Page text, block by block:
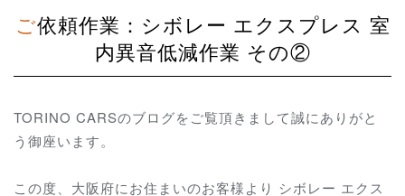
ご依頼作業：シボレー エクスプレス 室
内異音低減作業 その②
TORINO CARSのブログをご覧頂きまして誠にありがと
う御座います。
この度、大阪府にお住まいのお客様より シボレー エクス